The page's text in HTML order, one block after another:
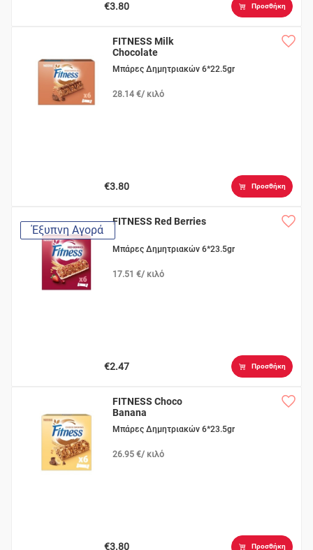
€3.80 Προσθήκη
FITNESS Milk
Chocolate
Μπάρες Δημητριακών 6*22.5gr
28.14 €/ κιλό
€3.80 Προσθήκη
Έξυπνη Αγορά
FITNESS Red Berries
Μπάρες Δημητριακών 6*23.5gr
17.51 €/ κιλό
€2.47 Προσθήκη
FITNESS Choco
Banana
Μπάρες Δημητριακών 6*23.5gr
26.95 €/ κιλό
€3.80 Προσθήκη